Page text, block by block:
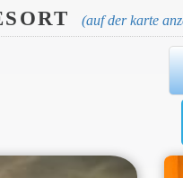
(auf der karte